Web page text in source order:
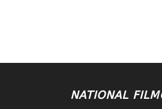
NATIONAL